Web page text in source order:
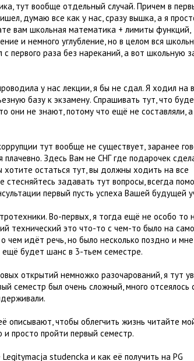
тут вообще отдельный случай. Причем в
думаю все как у нас, сразу вышка, а я
вам школьная математика + лимиты функций,
и немного углубление, но в целом вся
первого раза без нареканий, а вот школьную
у нас лекции, я бы не сдал. Я ходил на
базу к экзамену. Спрашивать тут, что
они не знают, потому что ещё не составляли,
тут вообще не существует, заранее
Здесь Вам не СНГ где подарочек
остаться тут, вы должны ходить на все
задавать тут вопросы, всегда
первый пусть успеха Вашей будущей
Во-первых, я тогда ещё не особо то
технический это что-то с чем-то было на
чем идёт речь, но было несколько поздно и
ещё будет шанс в 3-тьем семестре.
открытий немножко разочарований, я тут
семестр был очень сложный, много отсеялось
описывают, чтобы облегчить жизнь читайте
просто пройти первый семестр.
studencka и как её получить на PG